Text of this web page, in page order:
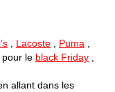
Lacoste Puma
pour le black Friday
allant dans les